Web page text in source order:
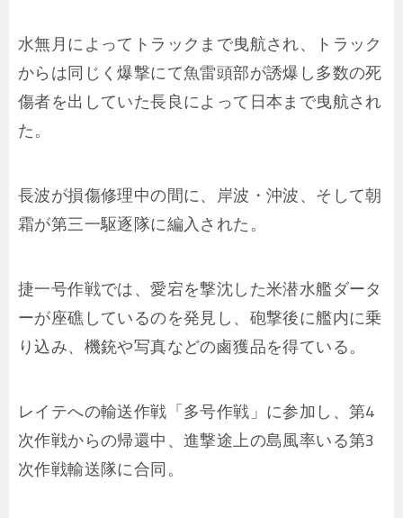
水無月によってトラックまで曳航され、トラック
からは同じく爆撃にて魚雷頭部が誘爆し多数の死
傷者を出していた長良によって日本まで曳航され
た。
長波が損傷修理中の間に、岸波・沖波、そして朝
霜が第三一駆逐隊に編入された。
捷一号作戦では、愛宕を撃沈した米潜水艦ダータ
ーが座礁しているのを発見し、砲撃後に艦内に乗
り込み、機銃や写真などの鹵獲品を得ている。
レイテへの輸送作戦「多号作戦」に参加し、第4
次作戦からの帰還中、進撃途上の島風率いる第3
次作戦輸送隊に合同。